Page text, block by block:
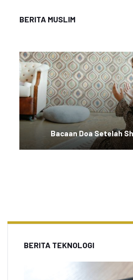
BERITA MUSLIM
Bacaan Doa Setelah
BERITA TEKNOLOGI